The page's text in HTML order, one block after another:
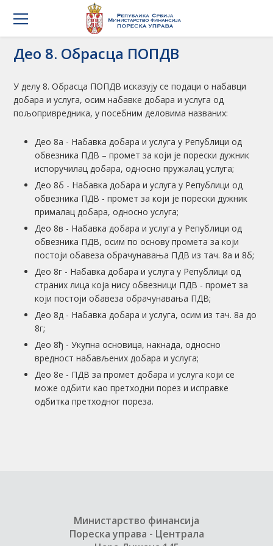
Део 8. Обрасца ПОПДВ
У делу 8. Обрасца ПОПДВ исказују се подаци о набавци
добара и услуга, осим набавке добара и услуга од
пољопривредника, у посебним деловима названих:
Део 8а - Набавка добара и услуга у Републици од
обвезника ПДВ – промет за који је порески дужник
испоручилац добара, односно пружалац услуга;
Део 8б - Набавка добара и услуга у Републици од
обвезника ПДВ - промет за који је порески дужник
прималац добара, односно услуга;
Део 8в - Набавка добара и услуга у Републици од
обвезника ПДВ, осим по основу промета за који
постоји обавеза обрачунавања ПДВ из тач. 8а и 8б;
Део 8г - Набавка добара и услуга у Републици од
страних лица која нису обвезници ПДВ - промет за
који постоји обавеза обрачунавања ПДВ;
Део 8д - Набавка добара и услуга, осим из тач. 8а до
8г;
Део 8ђ - Укупна основица, накнада, односно
вредност набављених добара и услуга;
Део 8e - ПДВ за промет добара и услуга који се
може одбити као претходни порез и исправке
одбитка претходног пореза.
Министарство финансија
Пореска управа - Централа